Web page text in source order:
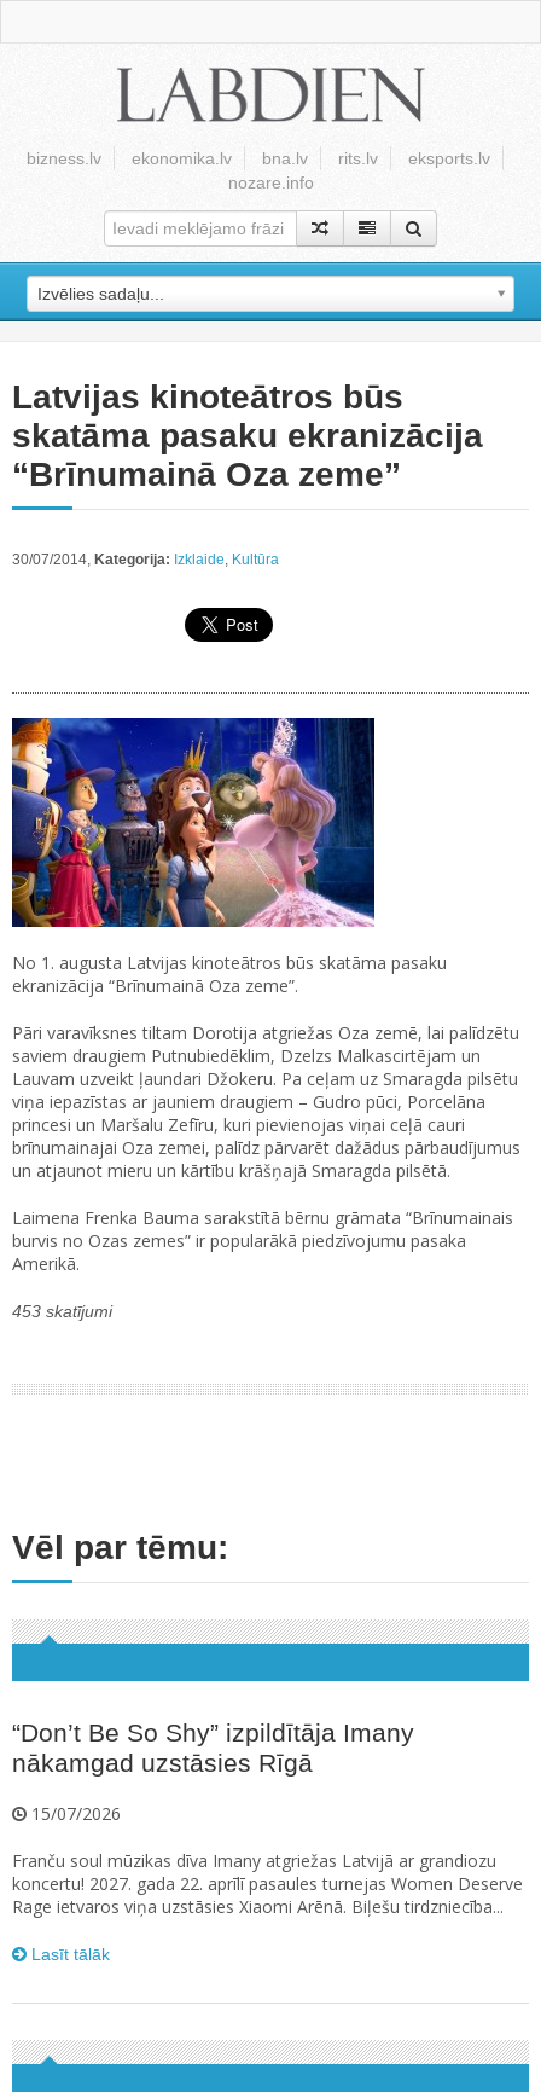
bizness.lv ekonomika.lv bna.lv rits.lv
eksports.lv
nozare.info
Izvēlies sadaļu...
Latvijas kinoteātros būs
skatāma pasaku ekranizācija
“Brīnumainā Oza zeme”
30/07/2014, Kategorija: Izklaide, Kultūra
No 1. augusta Latvijas kinoteātros būs skatāma pasaku
ekranizācija “Brīnumainā Oza zeme”.
Pāri varavīksnes tiltam Dorotija atgriežas Oza zemē, lai palīdzētu
saviem draugiem Putnubiedēklim, Dzelzs Malkascirtējam un
Lauvam uzveikt ļaundari Džokeru. Pa ceļam uz Smaragda pilsētu
viņa iepazīstas ar jauniem draugiem – Gudro pūci, Porcelāna
princesi un Maršalu Zefīru, kuri pievienojas viņai ceļā cauri
brīnumainajai Oza zemei, palīdz pārvarēt dažādus pārbaudījumus
un atjaunot mieru un kārtību krāšņajā Smaragda pilsētā.
Laimena Frenka Bauma sarakstītā bērnu grāmata “Brīnumainais
burvis no Ozas zemes” ir popularākā piedzīvojumu pasaka
Amerikā.
453 skatījumi
Vēl par tēmu:
“Don’t Be So Shy” izpildītāja Imany
nākamgad uzstāsies Rīgā
15/07/2026
Franču soul mūzikas dīva Imany atgriežas Latvijā ar grandiozu
koncertu! 2027. gada 22. aprīlī pasaules turnejas Women Deserve
Rage ietvaros viņa uzstāsies Xiaomi Arēnā. Biļešu tirdzniecība...
Lasīt tālāk